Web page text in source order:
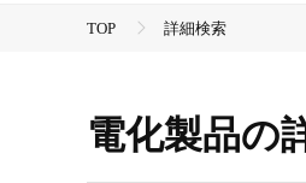
TOP 詳細検索
電化製品の